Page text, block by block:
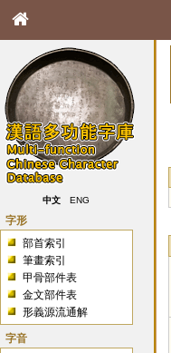
中文 ENG
字形
部首索引
筆畫索引
甲骨部件表
金文部件表
形義源流通解
字音